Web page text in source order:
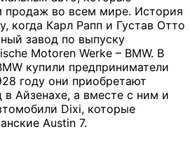
продаж во всем мире. История
когда Карл Рапп и Густав Отто
завод по выпуску
Motoren Werke – BMW. В
купили предприниматели
году они приобретают
Айзенахе, а вместе с ним и
Dixi, которые
Austin 7.